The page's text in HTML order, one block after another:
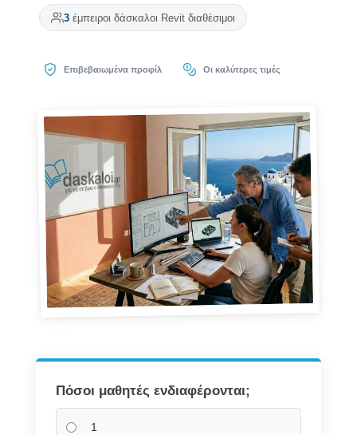
3έμπειροι δάσκαλοι Revit διαθέσιμοι
Επιβεβαιωμένα προφίλ Οι καλύτερες τιμές
Πόσοι μαθητές ενδιαφέρονται;
1